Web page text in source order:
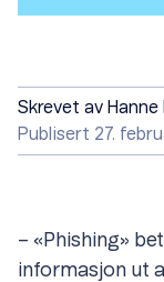
Skrevet av
Publisert 27.
– «Phishing»
informasjon ut